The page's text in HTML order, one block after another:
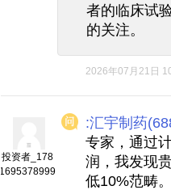
者的临床试
的关注。
2026年07月21日
投资者_178
1695378999
:汇宇制药
专家，通过
润，我发现
低10%范畴